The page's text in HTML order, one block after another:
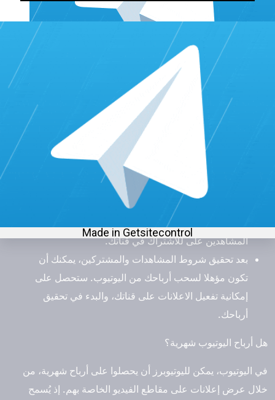
ما هي شروط الربح من اليوتيوب؟
الشروط الأساسية التي يجب أن تلتزم بها لتكون مؤهل للربح من
يجب أن يكون لديك 1000 مشترك ومشاهدات بلغت
4000 ساعة في السنة الأخيرة لتكون مؤهلا للربح.
التزم بسياسة اليوتيوب وقواعد المحتوى. تجنب نشر
المحتوى المخالف للقوانين أو الذي ينتهك حقوق الآخرين.
قم بمراجعة سياسة اليوتيوب بشكل دوري للتأكد من
التزامك الكامل.
حافظ على تواصل مستمر مع متابعيك واستجب
لتعليقاتهم واستفساراتهم. بالإضافة إلى بتحفيز
المشاهدين على للاشتراك في قناتك.
بعد تحقيق شروط المشاهدات والمشتركين، يمكنك أن
تكون مؤهلا لسحب أرباحك من اليوتيوب. ستحصل على
إمكانية تفعيل الاعلانات على قناتك، والبدء في تحقيق
أرباحك.
هل أرباح اليوتيوب شهرية؟
في اليوتيوب، يمكن لليوتيوبرز أن يحصلوا على أرباح شهرية، من
خلال عرض إعلانات على مقاطع الفيديو الخاصة بهم. إذ يُسمح